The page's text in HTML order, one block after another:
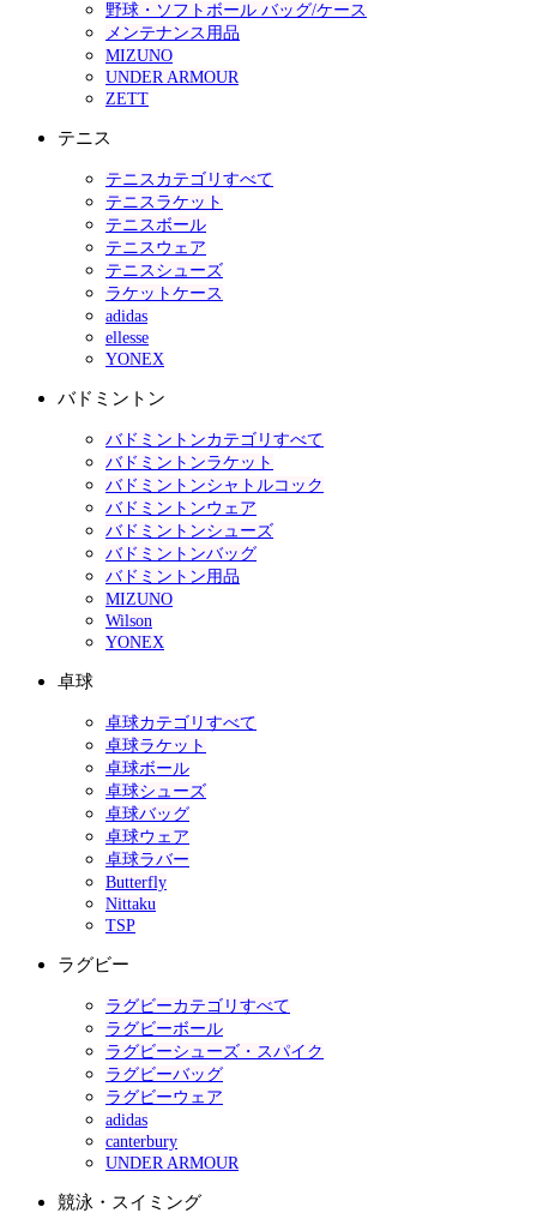
野球・ソフトボール バッグ/ケース
メンテナンス用品
MIZUNO
UNDER ARMOUR
ZETT
テニス
テニスカテゴリすべて
テニスラケット
テニスボール
テニスウェア
テニスシューズ
ラケットケース
adidas
ellesse
YONEX
バドミントン
バドミントンカテゴリすべて
バドミントンラケット
バドミントンシャトルコック
バドミントンウェア
バドミントンシューズ
バドミントンバッグ
バドミントン用品
MIZUNO
Wilson
YONEX
卓球
卓球カテゴリすべて
卓球ラケット
卓球ボール
卓球シューズ
卓球バッグ
卓球ウェア
卓球ラバー
Butterfly
Nittaku
TSP
ラグビー
ラグビーカテゴリすべて
ラグビーボール
ラグビーシューズ・スパイク
ラグビーバッグ
ラグビーウェア
adidas
canterbury
UNDER ARMOUR
競泳・スイミング